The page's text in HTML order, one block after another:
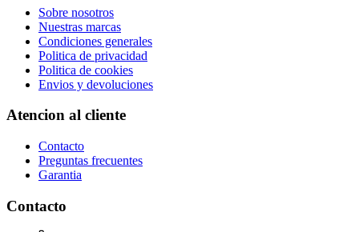
Sobre nosotros
Nuestras marcas
Condiciones generales
Politica de privacidad
Politica de cookies
Envios y devoluciones
Atencion al cliente
Contacto
Preguntas frecuentes
Garantia
Contacto